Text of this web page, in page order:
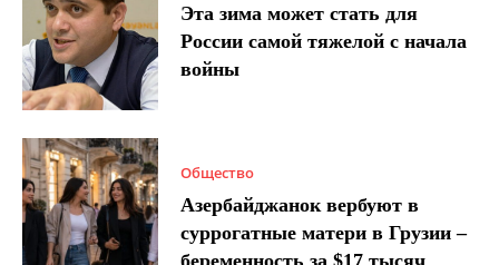
Эта зима может стать для
России самой тяжелой с начала
войны
Общество
Азербайджанок вербуют в
суррогатные матери в Грузии –
беременность за $17 тысяч